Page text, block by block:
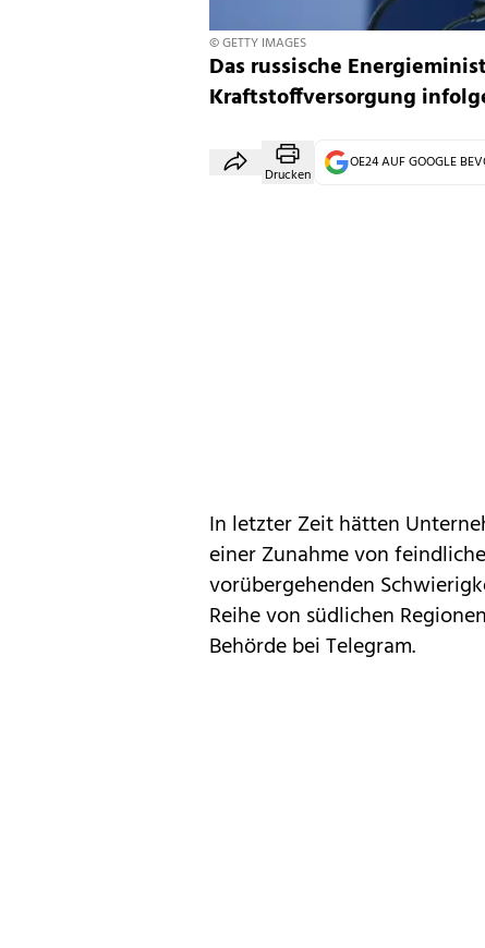
© GETTY IMAGES
Das russische
Kraftstoffversorgung
Drucken
OE24 AUF GOOGLE
In letzter Zeit hätten
einer Zunahme von
vorübergehenden
Reihe von südlichen
Behörde bei Telegram.